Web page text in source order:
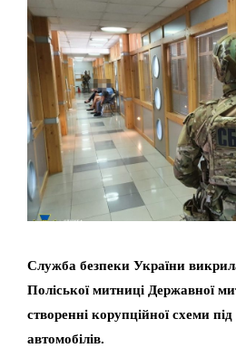
Служба безпеки України
Поліської митниці Державної
створенні корупційної схеми
автомобілів.